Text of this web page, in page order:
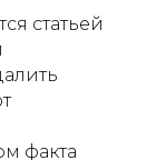
статьей
факта